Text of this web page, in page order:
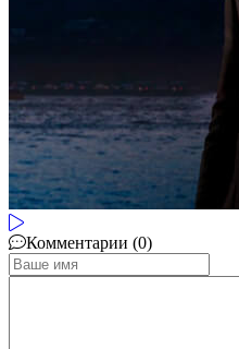
Комментарии (0)